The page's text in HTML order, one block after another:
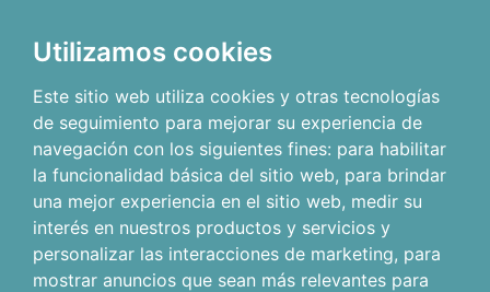
Utilizamos cookies
Este sitio web utiliza cookies y otras tecnologías
de seguimiento para mejorar su experiencia de
navegación con los siguientes fines: para habilitar
la funcionalidad básica del sitio web, para brindar
una mejor experiencia en el sitio web, medir su
interés en nuestros productos y servicios y
personalizar las interacciones de marketing, para
mostrar anuncios que sean más relevantes para